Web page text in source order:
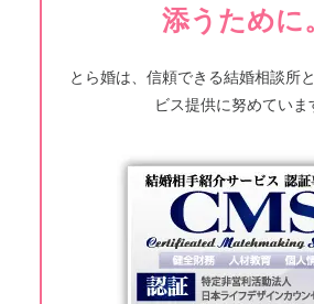
添うために
とら婚は、信頼できる結婚相談所
ビス提供に努めていま